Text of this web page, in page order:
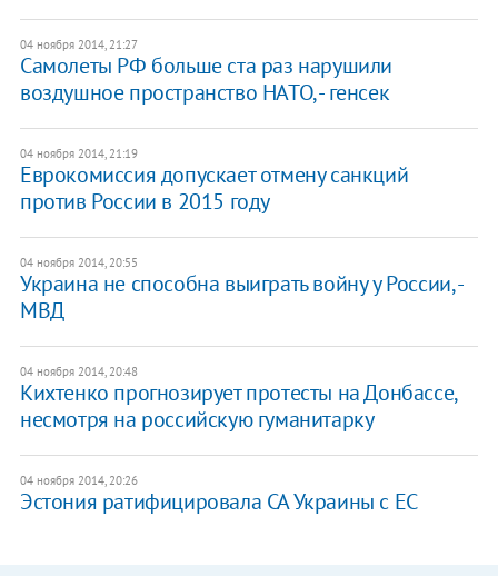
04 ноября 2014, 21:27
Самолеты РФ больше ста раз нарушили
воздушное пространство НАТО, - генсек
04 ноября 2014, 21:19
Еврокомиссия допускает отмену санкций
против России в 2015 году
04 ноября 2014, 20:55
Украина не способна выиграть войну у России, -
МВД
04 ноября 2014, 20:48
Кихтенко прогнозирует протесты на Донбассе,
несмотря на российскую гуманитарку
04 ноября 2014, 20:26
Эстония ратифицировала СА Украины с ЕС